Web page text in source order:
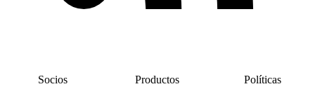
Socios
Productos
Políticas